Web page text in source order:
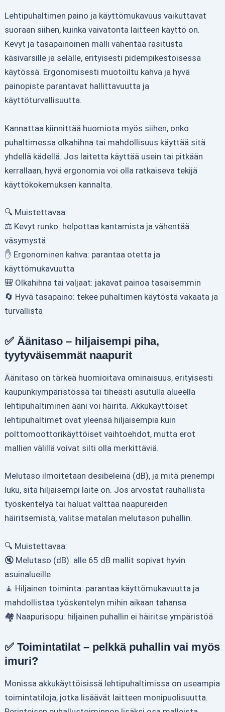
Lehtipuhaltimen paino ja käyttömukavuus vaikuttavat
suoraan siihen, kuinka vaivatonta laitteen käyttö on.
Kevyt ja tasapainoinen malli vähentää rasitusta
käsivarsille ja selälle, erityisesti pidempikestoisessa
käytössä. Ergonomisesti muotoiltu kahva ja hyvä
painopiste parantavat hallittavuutta ja
käyttöturvallisuutta.
Kannattaa kiinnittää huomiota myös siihen, onko
puhaltimessa olkahihna tai mahdollisuus käyttää sitä
yhdellä kädellä. Jos laitetta käyttää usein tai pitkään
kerrallaan, hyvä ergonomia voi olla ratkaiseva tekijä
käyttökokemuksen kannalta.
🔍 Muistettavaa:
⚖️ Kevyt runko: helpottaa kantamista ja vähentää
väsymystä
✋ Ergonominen kahva: parantaa otetta ja
käyttömukavuutta
🎒 Olkahihna tai valjaat: jakavat painoa tasaisemmin
🔄 Hyvä tasapaino: tekee puhaltimen käytöstä vakaata ja
turvallista
✅ Äänitaso – hiljaisempi piha,
tyytyväisemmät naapurit
Äänitaso on tärkeä huomioitava ominaisuus, erityisesti
kaupunkiympäristössä tai tiheästi asutulla alueella
lehtipuhaltiminen ääni voi häiritä. Akkukäyttöiset
lehtipuhaltimet ovat yleensä hiljaisempia kuin
polttomoottorikäyttöiset vaihtoehdot, mutta erot
mallien välillä voivat silti olla merkittäviä.
Melutaso ilmoitetaan desibeleinä (dB), ja mitä pienempi
luku, sitä hiljaisempi laite on. Jos arvostat rauhallista
työskentelyä tai haluat välttää naapureiden
häiritsemistä, valitse matalan melutason puhallin.
🔍 Muistettavaa:
🔇 Melutaso (dB): alle 65 dB mallit sopivat hyvin
asuinalueille
🧘 Hiljainen toiminta: parantaa käyttömukavuutta ja
mahdollistaa työskentelyn mihin aikaan tahansa
🏘️ Naapurisopu: hiljainen puhallin ei häiritse ympäristöä
✅ Toimintatilat – pelkkä puhallin vai myös
imuri?
Monissa akkukäyttöisissä lehtipuhaltimissa on useampia
toimintatiloja, jotka lisäävät laitteen monipuolisuutta.